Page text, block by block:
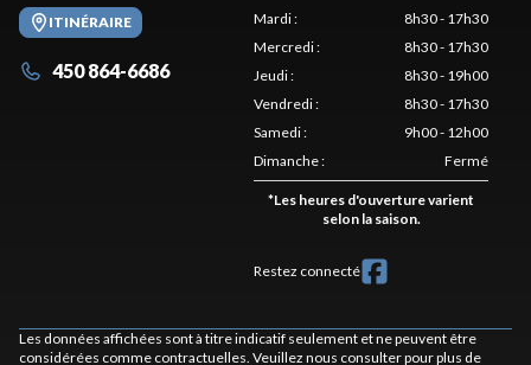
ITINÉRAIRE
450 864-6686
Mardi:
8h30 - 17h30
Mercredi:
8h30 - 17h30
Jeudi:
8h30 - 19h00
Vendredi:
8h30 - 17h30
Samedi:
9h00 - 12h00
Dimanche: Fermé
*Les heures d'ouverture varient
selon la saison.
Restez connecté
Les données affichées sont à titre indicatif seulement et ne peuvent être
considérées comme contractuelles. Veuillez nous consulter pour plus de